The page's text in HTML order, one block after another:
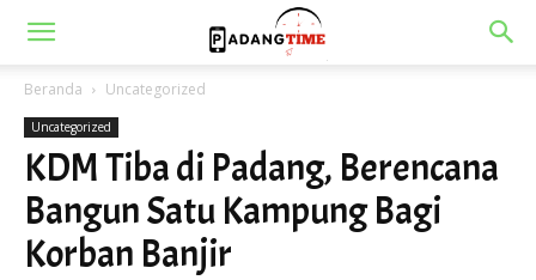
Beranda Uncategorized
Uncategorized
KDM Tiba di Padang, Berencana
Bangun Satu Kampung Bagi
Korban Banjir